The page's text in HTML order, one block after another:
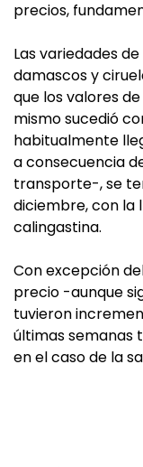
precios,
Las variedades
damascos y
que los valores
mismo sucedió
habitualmente
a consecuencia
transporte-, se
diciembre, con la
calingastina.
Con excepción
precio -aunque
tuvieron
últimas semanas
en el caso de la